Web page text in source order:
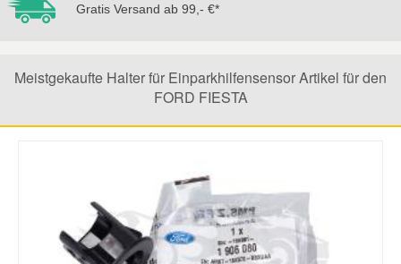
Gratis Versand ab 99,- €*
Meistgekaufte Halter für Einparkhilfensensor Artikel für den
FORD FIESTA
Jeep Ersatzteile
Kia Ersatzteile
Lancia Ersatzteile
Mercedes Ersatzteile